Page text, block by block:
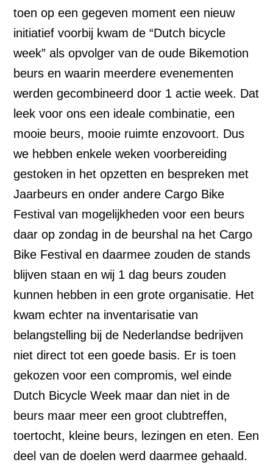
toen op een gegeven moment een nieuw
initiatief voorbij kwam de “Dutch bicycle
week” als opvolger van de oude Bikemotion
beurs en waarin meerdere evenementen
werden gecombineerd door 1 actie week. Dat
leek voor ons een ideale combinatie, een
mooie beurs, mooie ruimte enzovoort. Dus
we hebben enkele weken voorbereiding
gestoken in het opzetten en bespreken met
Jaarbeurs en onder andere Cargo Bike
Festival van mogelijkheden voor een beurs
daar op zondag in de beurshal na het Cargo
Bike Festival en daarmee zouden de stands
blijven staan en wij 1 dag beurs zouden
kunnen hebben in een grote organisatie. Het
kwam echter na inventarisatie van
belangstelling bij de Nederlandse bedrijven
niet direct tot een goede basis. Er is toen
gekozen voor een compromis, wel einde
Dutch Bicycle Week maar dan niet in de
beurs maar meer een groot clubtreffen,
toertocht, kleine beurs, lezingen en eten. Een
deel van de doelen werd daarmee gehaald.